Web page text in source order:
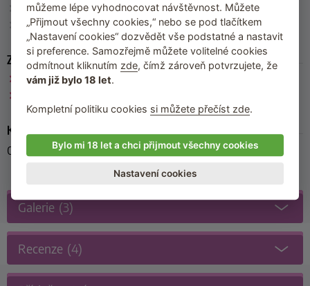
Materiál: 100 % polyester
Výrobce: Cottelli(Německo)
Zařazeno
Cottelli
Kód produktu
07791990000
Galerie (3)
Recenze (4)
můžeme lépe vyhodnocovat návštěvnost. Můžete
„Přijmout všechny cookies,“ nebo se pod tlačítkem
„Nastavení cookies“ dozvědět vše podstatné a nastavit
si preference. Samozřejmě můžete volitelné cookies
odmítnout kliknutím zde, čímž zároveň potvrzujete, že
vám již bylo 18 let.
Kompletní politiku cookies si můžete přečíst zde.
Bylo mi 18 let a chci přijmout všechny cookies
Nastavení cookies